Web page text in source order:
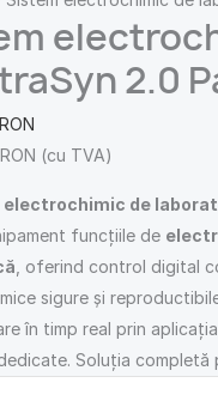
2.0
RON
RON (cu TVA)
de
funcțiile de
, oferind control digital
sigure și
în timp real prin
Soluția